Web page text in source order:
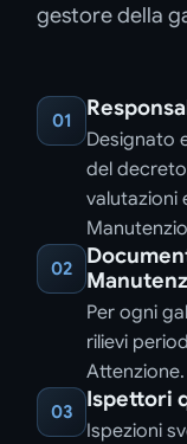
gestore della
01
Designato
del
valutazioni
02
Per ogni
rilievi
Attenzione.
03 Ispettori
Ispezioni